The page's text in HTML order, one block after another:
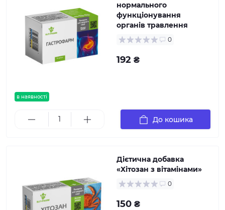
в наявності
нормального
функціонування
органів травлення
0
192 ₴
До кошика
Дієтична добавка
«Хітозан з вітамінами»
0
150 ₴